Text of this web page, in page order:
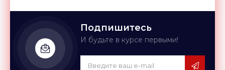
Подпишитесь
И будьте в курсе первыми!